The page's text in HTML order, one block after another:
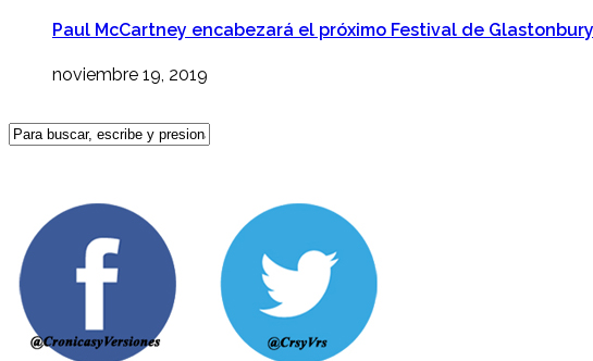
Paul McCartney encabezará el próximo Festival de Glastonbury
noviembre 19, 2019